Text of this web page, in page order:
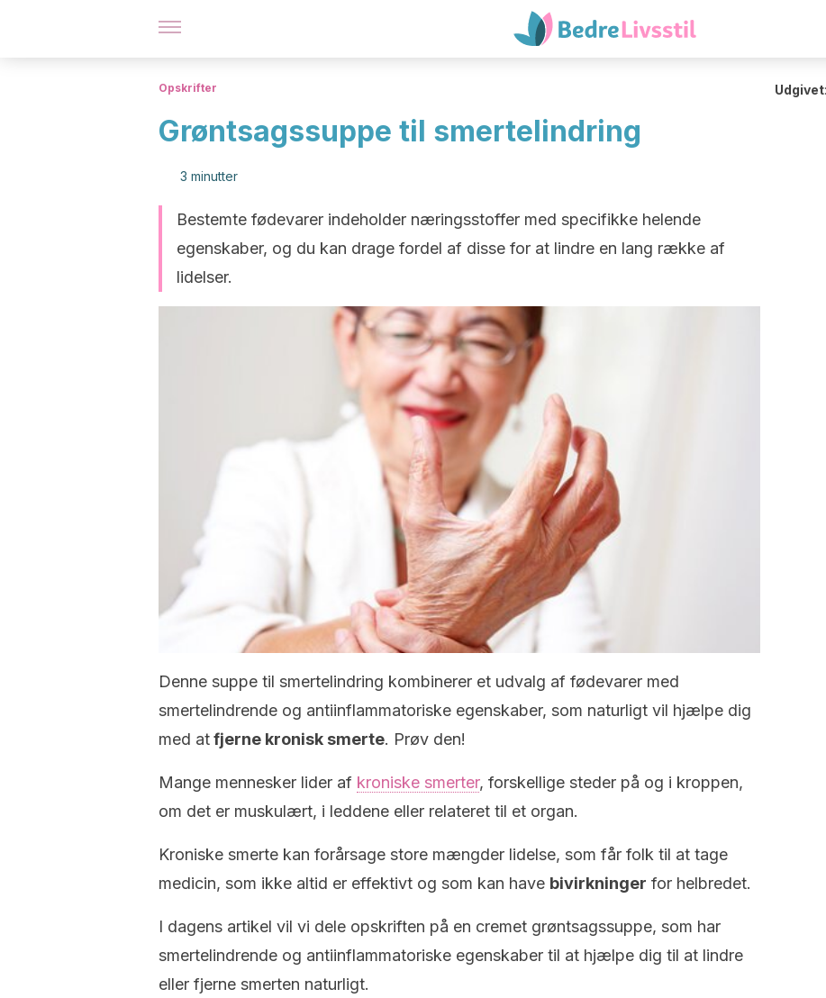
Opskrifter
Grøntsagssuppe til smertelindring
3 minutter
Bestemte fødevarer indeholder næringsstoffer med specifikke helende
egenskaber, og du kan drage fordel af disse for at lindre en lang række af
lidelser.
Denne suppe til smertelindring kombinerer et udvalg af fødevarer med
smertelindrende og antiinflammatoriske egenskaber, som naturligt vil hjælpe dig
med atfjerne kronisk smerte. Prøv den!
Mange mennesker lider af kroniske smerter, forskellige steder på og i kroppen,
om det er muskulært, i leddene eller relateret til et organ.
Kroniske smerte kan forårsage store mængder lidelse, som får folk til at tage
medicin, som ikke altid er effektivt og som kan have bivirkninger for helbredet.
I dagens artikel vil vi dele opskriften på en cremet grøntsagssuppe, som har
smertelindrende og antiinflammatoriske egenskaber til at hjælpe dig til at lindre
eller fjerne smerten naturligt.
Udgivet: